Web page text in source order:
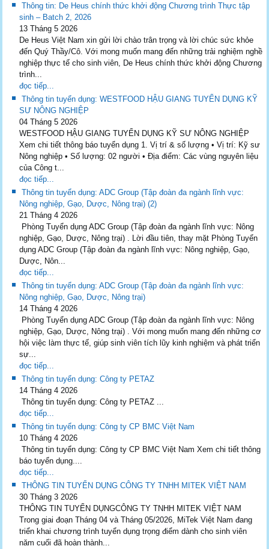
Thông tin: De Heus chính thức khởi động Chương trình Thực tập
sinh – Batch 2, 2026
13 Tháng 5 2026
De Heus Việt Nam xin gửi lời chào trân trọng và lời chúc sức khỏe
đến Quý Thầy/Cô. Với mong muốn mang đến những trải nghiệm nghề
nghiệp thực tế cho sinh viên, De Heus chính thức khởi động Chương
trình...
đọc tiếp...
Thông tin tuyển dụng: WESTFOOD HẬU GIANG TUYỂN DỤNG KỸ
SƯ NÔNG NGHIỆP
04 Tháng 5 2026
WESTFOOD HẬU GIANG TUYỂN DỤNG KỸ SƯ NÔNG NGHIỆP
Xem chi tiết thông báo tuyển dụng 1. Vị trí & số lượng • Vị trí: Kỹ sư
Nông nghiệp • Số lượng: 02 người • Địa điểm: Các vùng nguyên liệu
của Công t...
đọc tiếp...
Thông tin tuyển dụng: ADC Group (Tập đoàn đa ngành lĩnh vực:
Nông nghiệp, Gạo, Dược, Nông trại) (2)
21 Tháng 4 2026
Phòng Tuyển dụng ADC Group (Tập đoàn đa ngành lĩnh vực: Nông
nghiệp, Gạo, Dược, Nông trại) . Lời đầu tiên, thay mặt Phòng Tuyển
dụng ADC Group (Tập đoàn đa ngành lĩnh vực: Nông nghiệp, Gạo,
Dược, Nôn...
đọc tiếp...
Thông tin tuyển dụng: ADC Group (Tập đoàn đa ngành lĩnh vực:
Nông nghiệp, Gạo, Dược, Nông trại)
14 Tháng 4 2026
Phòng Tuyển dụng ADC Group (Tập đoàn đa ngành lĩnh vực: Nông
nghiệp, Gạo, Dược, Nông trại) . Với mong muốn mang đến những cơ
hội việc làm thực tế, giúp sinh viên tích lũy kinh nghiệm và phát triển
sự...
đọc tiếp...
Thông tin tuyển dụng: Công ty PETAZ
14 Tháng 4 2026
Thông tin tuyển dụng: Công ty PETAZ ...
đọc tiếp...
Thông tin tuyển dụng: Công ty CP BMC Việt Nam
10 Tháng 4 2026
Thông tin tuyển dụng: Công ty CP BMC Việt Nam Xem chi tiết thông
báo tuyển dụng....
đọc tiếp...
THÔNG TIN TUYỂN DỤNG CÔNG TY TNHH MITEK VIỆT NAM
30 Tháng 3 2026
THÔNG TIN TUYỂN DỤNGCÔNG TY TNHH MITEK VIỆT NAM
Trong giai đoạn Tháng 04 và Tháng 05/2026, MiTek Việt Nam đang
triển khai chương trình tuyển dụng trọng điểm dành cho sinh viên
năm cuối đã hoàn thành...